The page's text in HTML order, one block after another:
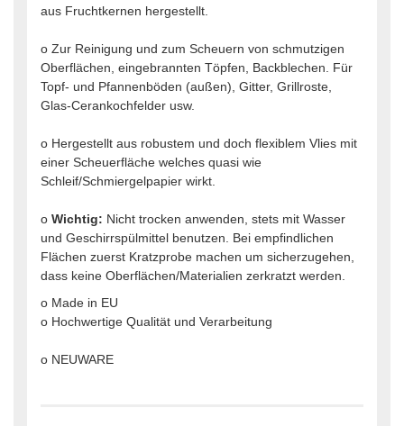
aus Fruchtkernen hergestellt.
o Zur Reinigung und zum Scheuern von schmutzigen
Oberflächen, eingebrannten Töpfen, Backblechen. Für
Topf- und Pfannenböden (außen), Gitter, Grillroste,
Glas-Cerankochfelder usw.
o Hergestellt aus robustem und doch flexiblem Vlies mit
einer Scheuerfläche welches quasi wie
Schleif/Schmiergelpapier wirkt.
o Wichtig: Nicht trocken anwenden, stets mit Wasser
und Geschirrspülmittel benutzen. Bei empfindlichen
Flächen zuerst Kratzprobe machen um sicherzugehen,
dass keine Oberflächen/Materialien zerkratzt werden.
o Made in EU
o Hochwertige Qualität und Verarbeitung
o NEUWARE